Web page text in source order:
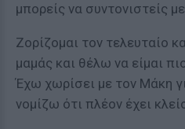
μπορείς να συντονιστείς
Ζορίζομαι τον τελευταίο
μαμάς και θέλω να είμαι
Έχω χωρίσει με τον Μάκη
νομίζω ότι πλέον έχει